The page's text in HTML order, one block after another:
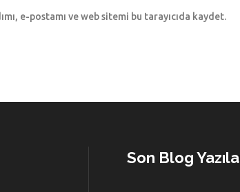
e-postamı ve web sitemi bu tarayıcıda kaydet.
Son Blog